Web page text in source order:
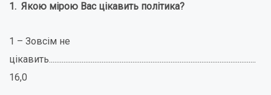
1. Якою мірою Вас цікавить політика?
1 – Зовсім не
цікавить..................................................................................................................
16,0